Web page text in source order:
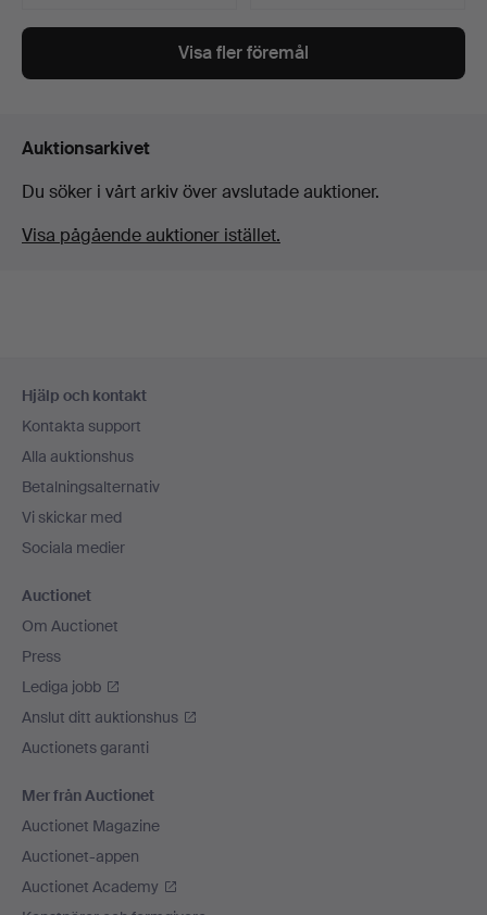
Visa fler föremål
Auktionsarkivet
Du söker i vårt arkiv över avslutade auktioner.
Visa pågående auktioner istället.
Hjälp och kontakt
Kontakta support
Alla auktionshus
Betalningsalternativ
Vi skickar med
Sociala medier
Auctionet
Om Auctionet
Press
Lediga jobb
Anslut ditt auktionshus
Auctionets garanti
Mer från Auctionet
Auctionet Magazine
Auctionet-appen
Auctionet Academy